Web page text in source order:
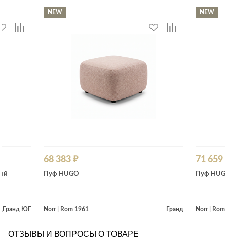
Гранд ЮГ
NEW
68 383 ₽
Пуф HUGO
Norr | Rom 1961 Гранд
NEW
71 659
Пуф
Norr | Rom
ОТЗЫВЫ И ВОПРОСЫ О ТОВАРЕ